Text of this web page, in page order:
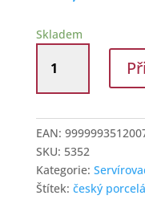
Skladem
Porcelánová
množství
EAN:
SKU: 5352
Kategorie:
Štítek: český